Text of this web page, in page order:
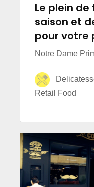
Le plein
saison et
pour votre
Notre Dame
Retail Food